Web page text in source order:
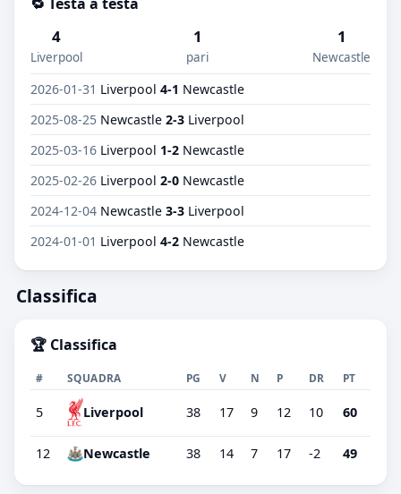
4
Liverpool
1
pari
1
Newcastle
2026-01-31 Liverpool 4-1 Newcastle
2025-08-25 Newcastle 2-3 Liverpool
2025-03-16 Liverpool 1-2 Newcastle
2025-02-26 Liverpool 2-0 Newcastle
2024-12-04 Newcastle 3-3 Liverpool
2024-01-01 Liverpool 4-2 Newcastle
Classifica
🏆 Classifica
# SQUADRA PG V N P DR PT
5 Liverpool 38 17 9 12 10 60
12 Newcastle 38 14 7 17 -2 49